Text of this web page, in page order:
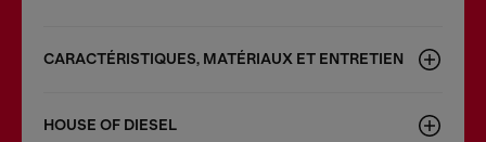
CARACTÉRISTIQUES, MATÉRIAUX ET ENTRETIEN
HOUSE OF DIESEL